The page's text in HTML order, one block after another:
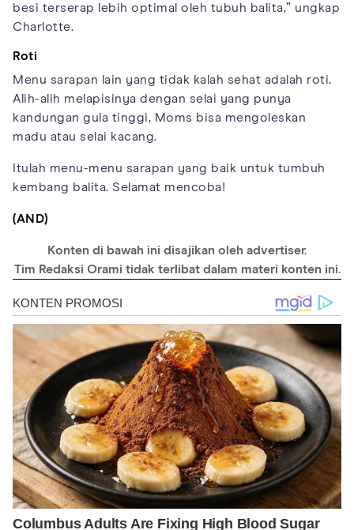
besi terserap lebih optimal oleh tubuh balita,” ungkap
Charlotte.
Roti
Menu sarapan lain yang tidak kalah sehat adalah roti.
Alih-alih melapisinya dengan selai yang punya
kandungan gula tinggi, Moms bisa mengoleskan
madu atau selai kacang.
Itulah menu-menu sarapan yang baik untuk tumbuh
kembang balita. Selamat mencoba!
(AND)
Konten di bawah ini disajikan oleh advertiser.
Tim Redaksi Orami tidak terlibat dalam materi konten ini.